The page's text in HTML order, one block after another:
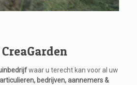
waar u terecht kan voor al uw
bedrijven, aannemers &